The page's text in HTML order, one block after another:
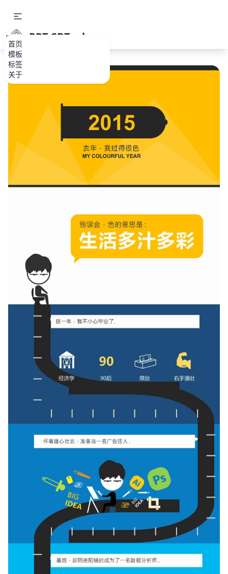
首页
模板
标签
关于
PPT.CDTools
确认下载 取消